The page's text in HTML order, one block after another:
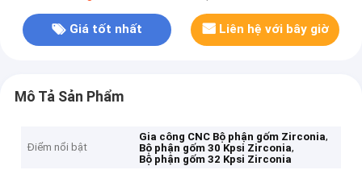
Giá tốt nhất Liên hệ với bây giờ
Mô Tả Sản Phẩm
Điểm nổi bật
Gia công CNC Bộ phận gốm Zirconia,
Bộ phận gốm 30 Kpsi Zirconia,
Bộ phận gốm 32 Kpsi Zirconia